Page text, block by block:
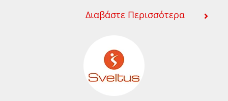
Διαβάστε Περισσότερα